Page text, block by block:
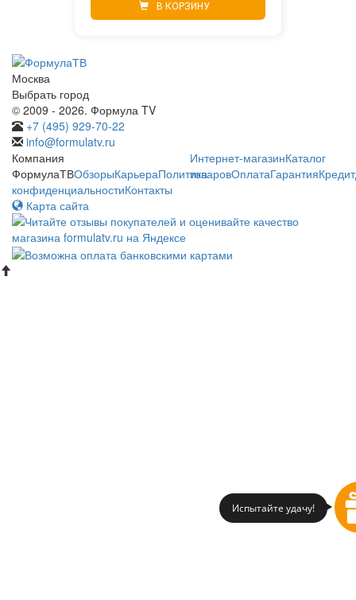
В КОРЗИНУ
Москва
Выбрать город
© 2009 - 2026. Формула TV
+7 (495) 929-70-22
info@formulatv.ru
Компания
ФормулаТВОбзорыКарьераПолитика
конфиденциальностиКонтакты
Интернет-магазинКаталог
товаровОплатаГарантияКредит
Карта сайта
Испытайте удачу!